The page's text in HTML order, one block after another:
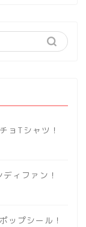
ョTシャツ！
ィファン！
ップシール！